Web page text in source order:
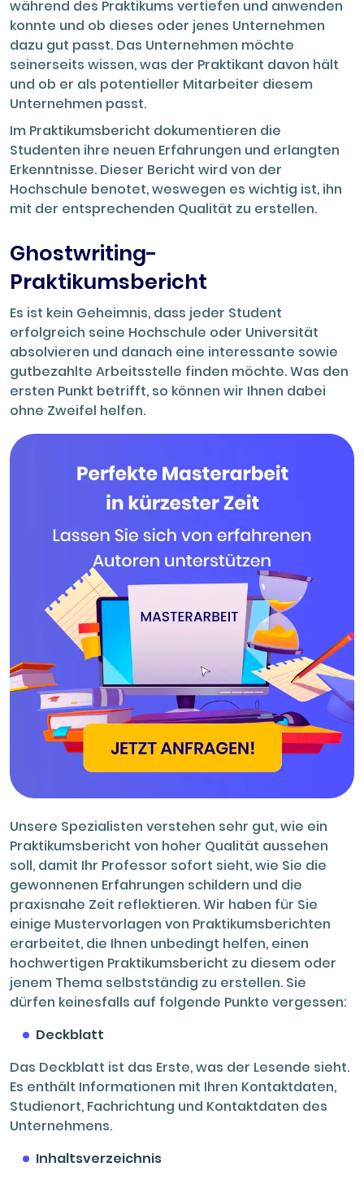
während des Praktikums vertiefen und anwenden
konnte und ob dieses oder jenes Unternehmen
dazu gut passt. Das Unternehmen möchte
seinerseits wissen, was der Praktikant davon hält
und ob er als potentieller Mitarbeiter diesem
Unternehmen passt.
Im Praktikumsbericht dokumentieren die
Studenten ihre neuen Erfahrungen und erlangten
Erkenntnisse. Dieser Bericht wird von der
Hochschule benotet, weswegen es wichtig ist, ihn
mit der entsprechenden Qualität zu erstellen.
Ghostwriting-
Praktikumsbericht
Es ist kein Geheimnis, dass jeder Student
erfolgreich seine Hochschule oder Universität
absolvieren und danach eine interessante sowie
gutbezahlte Arbeitsstelle finden möchte. Was den
ersten Punkt betrifft, so können wir Ihnen dabei
ohne Zweifel helfen.
Unsere Spezialisten verstehen sehr gut, wie ein
Praktikumsbericht von hoher Qualität aussehen
soll, damit Ihr Professor sofort sieht, wie Sie die
gewonnenen Erfahrungen schildern und die
praxisnahe Zeit reflektieren. Wir haben für Sie
einige Mustervorlagen von Praktikumsberichten
erarbeitet, die Ihnen unbedingt helfen, einen
hochwertigen Praktikumsbericht zu diesem oder
jenem Thema selbstständig zu erstellen. Sie
dürfen keinesfalls auf folgende Punkte vergessen:
Deckblatt
Das Deckblatt ist das Erste, was der Lesende sieht.
Es enthält Informationen mit Ihren Kontaktdaten,
Studienort, Fachrichtung und Kontaktdaten des
Unternehmens.
Inhaltsverzeichnis